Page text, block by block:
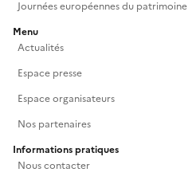
Journées européennes du patrimoine
Menu
Actualités
Espace presse
Espace organisateurs
Nos partenaires
Informations pratiques
Nous contacter